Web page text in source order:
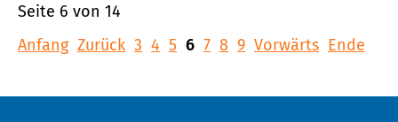
Seite 6 von 14
Anfang Zurück 3 4 5 6 7 8 9 Vorwärts Ende